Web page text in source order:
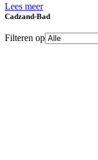
Lees meer
Cadzand-Bad
Filteren op